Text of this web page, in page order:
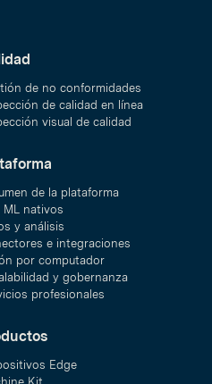
de no conformidades
de calidad en línea
visual de calidad
de la plataforma
ML nativos
y análisis
e integraciones
por computador
y gobernanza
profesionales
Edge